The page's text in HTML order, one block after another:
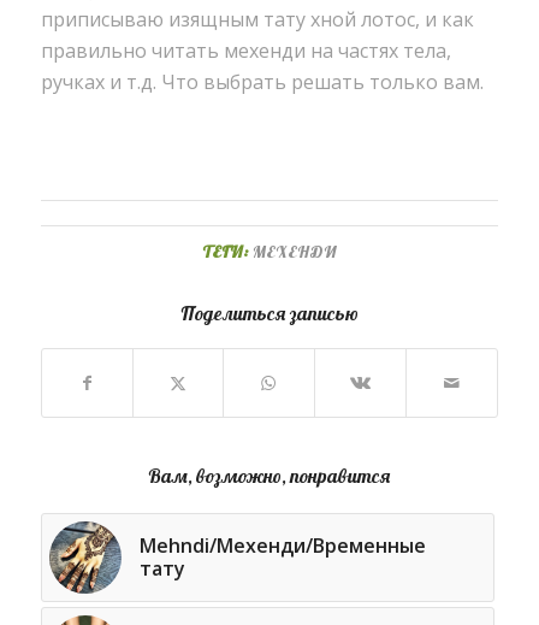
приписываю изящным тату хной лотос, и как
правильно читать мехенди на частях тела,
ручках и т.д. Что выбрать решать только вам.
ТЕГИ: МЕХЕНДИ
Поделиться записью
Вам, возможно, понравится
Mehndi/Мехенди/Временные
тату